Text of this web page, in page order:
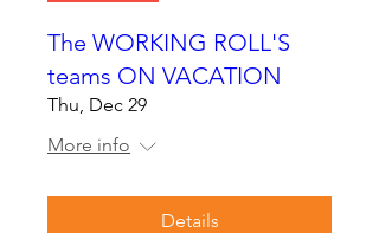
The WORKING ROLL'S
teams ON VACATION
Thu, Dec 29
More info
Details